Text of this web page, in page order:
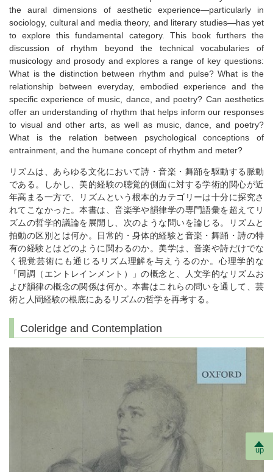
the aural dimensions of aesthetic experience—particularly in
sociology, cultural and media theory, and literary studies—has yet
to explore this fundamental category. This book furthers the
discussion of rhythm beyond the technical vocabularies of
musicology and prosody and explores a range of key questions:
What is the distinction between rhythm and pulse? What is the
relationship between everyday, embodied experience and the
specific experience of music, dance, and poetry? Can aesthetics
offer an understanding of rhythm that helps inform our responses
to visual and other arts, as well as music, dance, and poetry?
What is the relation between psychological conceptions of
entrainment, and the humane concept of rhythm and meter?
リズムは、あらゆる文化において詩・音楽・舞踊を駆動する脈動
である。しかし、美的経験の聴覚的側面に対する学術的関心が近
年高まる一方で、リズムという根本的カテゴリーは十分に探究さ
れてこなかった。本書は、音楽学や韻律学の専門語彙を超えてリ
ズムの哲学的議論を展開し、次のような問いを論じる。リズムと
拍動の区別とは何か。日常的・身体的経験と音楽・舞踊・詩の特
有の経験とはどのように関わるのか。美学は、音楽や詩だけでな
く視覚芸術にも通じるリズム理解を与えうるのか。心理学的な
「同調（エントレインメント）」の概念と、人文学的なリズムお
よび韻律の概念の関係は何か。本書はこれらの問いを通して、芸
術と人間経験の根底にあるリズムの哲学を再考する。
Coleridge and Contemplation
up